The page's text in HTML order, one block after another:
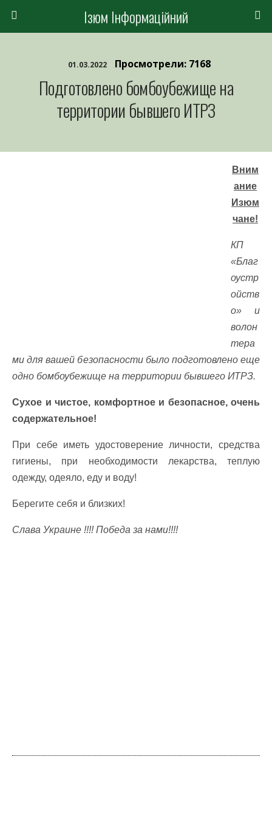
Ізюм Інформаційний
01.03.2022 Просмотрели: 7168
Подготовлено бомбоубежище на
территории бывшего ИТРЗ
Вним
ание
Изюм
чане!
КП
«Благ
оустр
ойств
о» и
волон
тера
ми для вашей безопасности было подготовлено еще
одно бомбоубежище на территории бывшего ИТРЗ.
Сухое и чистое, комфортное и безопасное, очень
содержательное!
При себе иметь удостоверение личности, средства
гигиены, при необходимости лекарства, теплую
одежду, одеяло, еду и воду!
Берегите себя и близких!
Слава Украине !!!! Победа за нами!!!!